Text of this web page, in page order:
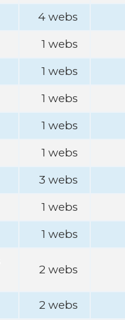
4 webs
1 webs
1 webs
1 webs
1 webs
1 webs
3 webs
1 webs
1 webs
2 webs
2 webs